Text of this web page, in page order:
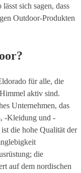
sich sagen, dass
Outdoor-Produkten
für alle, die
aktiv sind.
Unternehmen, das
-Kleidung und -
die hohe Qualität der
die
auf dem nordischen